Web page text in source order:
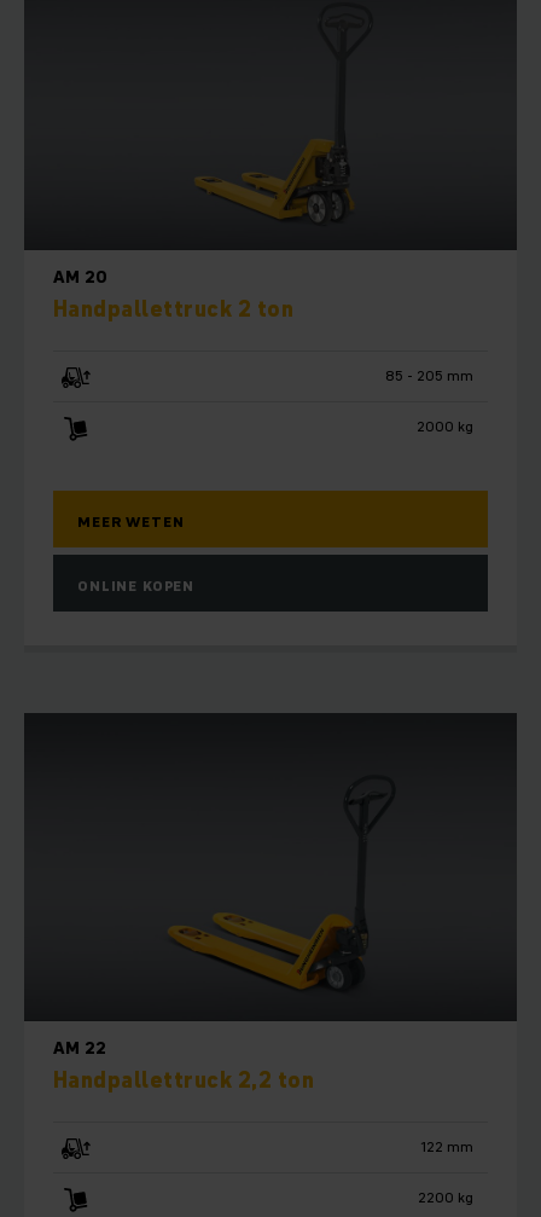
AM 20
Handpallettruck 2 ton
85 - 205 mm
2000 kg
MEER WETEN
ONLINE KOPEN
AM 22
Handpallettruck 2,2 ton
122 mm
2200 kg